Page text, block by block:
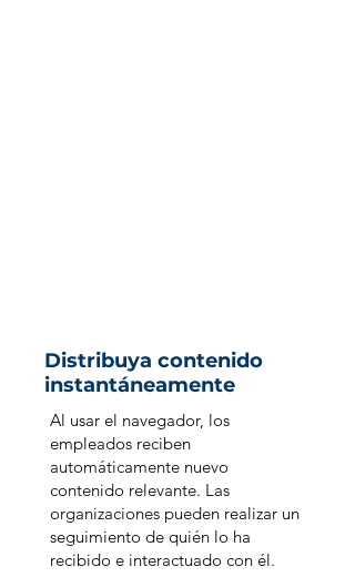
Distribuya contenido
instantáneamente
Al usar el navegador, los
empleados reciben
automáticamente nuevo
contenido relevante. Las
organizaciones pueden realizar un
seguimiento de quién lo ha
recibido e interactuado con él.